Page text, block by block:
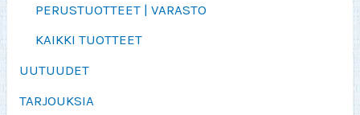
PERUSTUOTTEET | VARASTO
KAIKKI TUOTTEET
UUTUUDET
TARJOUKSIA